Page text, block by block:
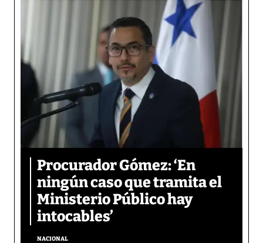
Procurador Gómez: ‘En
ningún caso que tramita el
Ministerio Público hay
intocables’
NACIONAL